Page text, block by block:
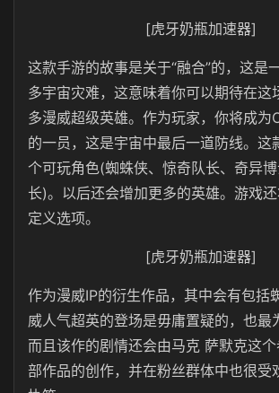
[虎牙奶瓶加速器]
这款手游的故事是关于“融合”的，这是
多宇宙灾难，这意味着你可以期待在这
多漫威超级英雄。作为玩家，你将成
的一员，这是宇宙中最后一道防线。这
个可玩角色(蜘蛛侠、惊奇队长、奇异
长)。以后还会增加更多的英雄。游戏
定义选项。
[虎牙奶瓶加速器]
作为漫威IP的衍生作品，其中会有包括
威人气超英的登场是毋庸置疑的，也最
而且该作的剧情还会由马克 萨默克这
部作品的创作，并在粉丝群体中也很受